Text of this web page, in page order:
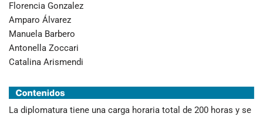
Florencia Gonzalez
Amparo Álvarez
Manuela Barbero
Antonella Zoccari
Catalina Arismendi
La diplomatura tiene una carga horaria total de 200 horas y se